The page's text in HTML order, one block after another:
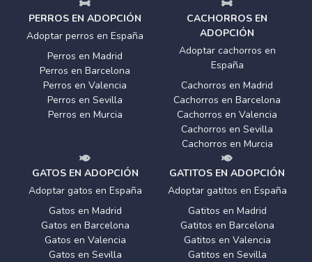
PERROS EN ADOPCIÓN
Adoptar perros en España
Perros en Madrid
Perros en Barcelona
Perros en Valencia
Perros en Sevilla
Perros en Murcia
CACHORROS EN
ADOPCIÓN
Adoptar cachorros en
España
Cachorros en Madrid
Cachorros en Barcelona
Cachorros en Valencia
Cachorros en Sevilla
Cachorros en Murcia
GATOS EN ADOPCIÓN
Adoptar gatos en España
Gatos en Madrid
Gatos en Barcelona
Gatos en Valencia
Gatos en Sevilla
GATITOS EN ADOPCIÓN
Adoptar gatitos en España
Gatitos en Madrid
Gatitos en Barcelona
Gatitos en Valencia
Gatitos en Sevilla